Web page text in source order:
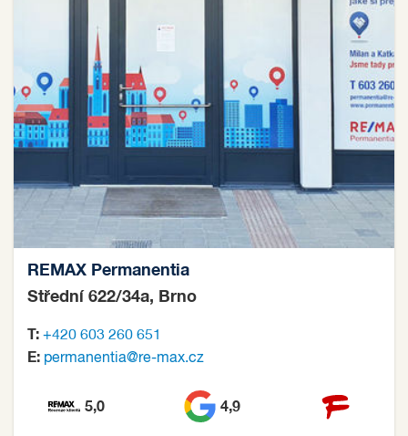
REMAX Permanentia
Střední 622/34a, Brno
T: +420 603 260 651
E: permanentia@re-max.cz
5,0 4,9